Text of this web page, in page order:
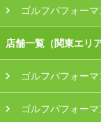
ゴルフパフォー
店舗一覧（関東エリア
ゴルフパフォー
ゴルフパフォー